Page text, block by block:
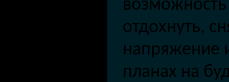
отдохнуть,
напряжение
планах на